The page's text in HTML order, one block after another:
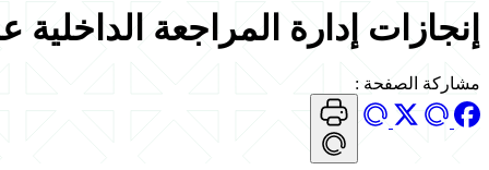
إنجازات إدارة المراجعة الداخلية عام
مشاركة الصفحة :